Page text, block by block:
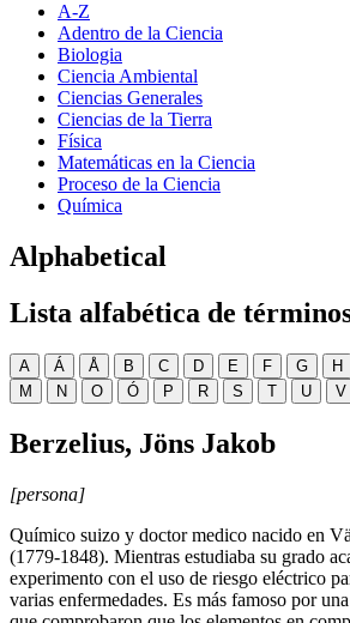
A-Z
Adentro de la Ciencia
Biologia
Ciencia Ambiental
Ciencias Generales
Ciencias de la Tierra
Física
Matemáticas en la Ciencia
Proceso de la Ciencia
Química
Alphabetical
Lista alfabética de
A Á Å B C D E F G H
M
N O Ó P R S T U V
Berzelius, Jöns Jakob
[persona]
Químico suizo y doctor medico nacido en
(1779-1848). Mientras estudiaba su grado
experimento con el uso de riesgo eléctrico
varias enfermedades. Es más famoso por